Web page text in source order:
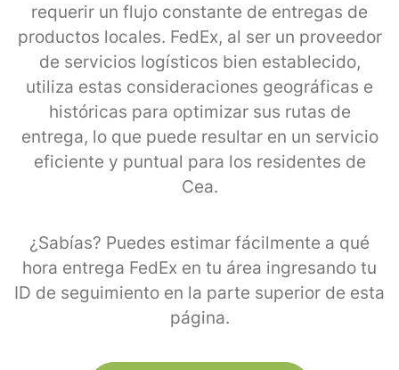
requerir un flujo constante de entregas de
productos locales. FedEx, al ser un proveedor
de servicios logísticos bien establecido,
utiliza estas consideraciones geográficas e
históricas para optimizar sus rutas de
entrega, lo que puede resultar en un servicio
eficiente y puntual para los residentes de
Cea.
¿Sabías? Puedes estimar fácilmente a qué
hora entrega FedEx en tu área ingresando tu
ID de seguimiento en la parte superior de esta
página.